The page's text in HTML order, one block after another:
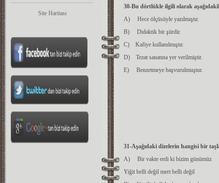
Site Haritası
30-Bu dörtlükle ilgili olarak
A) Hece ölçüsüyle yazılmıştır.
B) Didaktik bir şiirdir.
C) Kafiye kullanılmıştır.
D) Tezat sanatına yer verilmiştir.
E) Benzetmeye başvurulmuştur.
31-Aşağıdaki dizelerin hangisi bir
A) Bir vakte erdi ki bizim günümüz
Yiğit belli değil mert belli değil